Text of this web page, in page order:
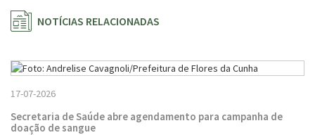
NOTÍCIAS RELACIONADAS
17-07-2026
Secretaria de Saúde abre agendamento para campanha de
doação de sangue